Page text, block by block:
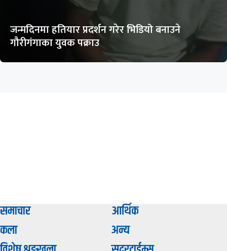
जन्मदिनमा हतियार प्रदर्शन गरेर भिडियो बनाउने
गौरीगंगाका युवक पक्राउ
समाचार
आर्थिक
कला
अन्य